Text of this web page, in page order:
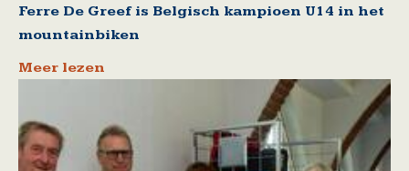
Ferre De Greef is Belgisch kampioen U14 in het
mountainbiken
Meer lezen